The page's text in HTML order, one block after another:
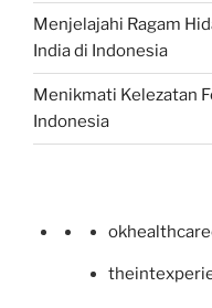
Menjelajahi Ragam
India di Indonesia
Menikmati Kelezatan
Indonesia